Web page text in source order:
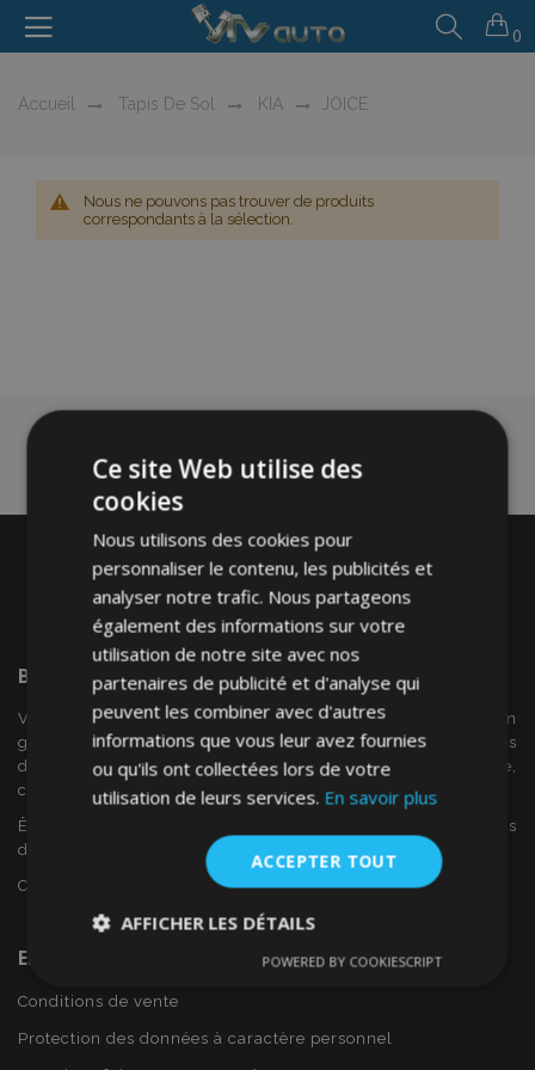
0
Accueil Tapis De Sol KIA JOICE
Nous ne pouvons pas trouver de produits
correspondants à la sélection.
Bienvenue SurVTVAuto
VTV voiture est un détaillant européen et fournisseur en
gros d'accessoires automobiles tels que:. les enjoliveurs, les
déflecteurs de vent, housses de siège, tapis de voiture,
couvertures de chrome et cadres ...
Êtes-vous intéressé par dropshipping ou voulez-vous
devenir notre partenaire?
Contactez-nous dès aujourd'hui!
En Savoir Plus Sur VTVAuto
Conditions de vente
Protection des données à caractère personnel
Ce site Web utilise des
cookies
Nous utilisons des cookies pour
personnaliser le contenu, les publicités et
analyser notre trafic. Nous partageons
également des informations sur votre
utilisation de notre site avec nos
partenaires de publicité et d'analyse qui
peuvent les combiner avec d'autres
informations que vous leur avez fournies
ou qu'ils ont collectées lors de votre
utilisation de leurs services. En savoir plus
ACCEPTER TOUT
AFFICHER LES DÉTAILS
nécessaires
Performance Ciblage
POWERED BY COOKIESCRIPT